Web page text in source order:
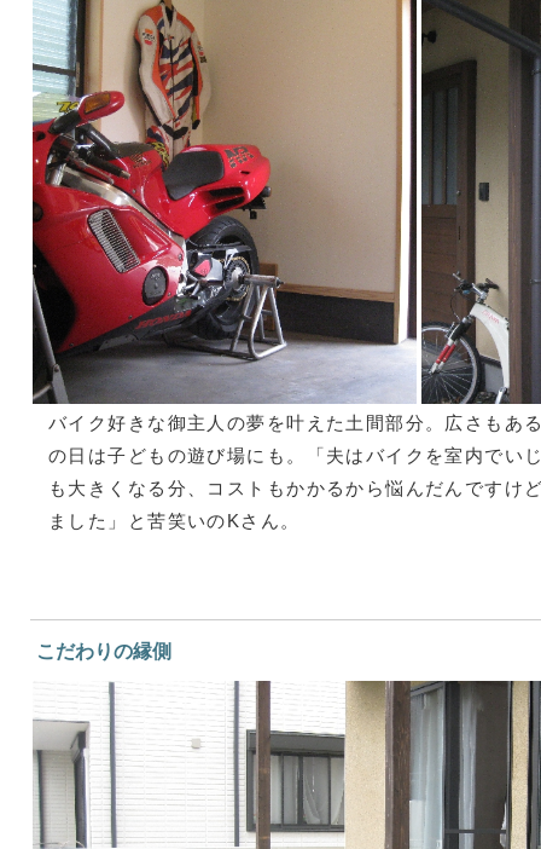
バイク好きな御主人の夢を叶えた土間部分。広さもあ
の日は子どもの遊び場にも。「夫はバイクを室内でい
も大きくなる分、コストもかかるから悩んだんですけ
ました」と苦笑いのKさん。
こだわりの縁側